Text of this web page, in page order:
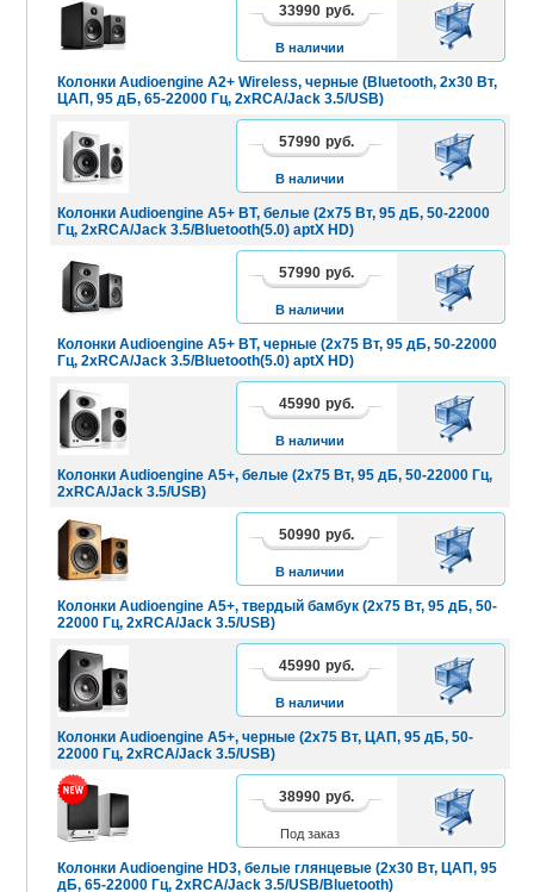
Колонки Audioengine A2+ Wireless, черные (Bluetooth, 2x30 Вт,
ЦАП, 95 дБ, 65-22000 Гц, 2xRCA/Jack 3.5/USB)
33990 руб.
В наличии
В
КОРЗИНУ
Колонки Audioengine A5+ BT, белые (2x75 Вт, 95 дБ, 50-22000
Гц, 2xRCA/Jack 3.5/Bluetooth(5.0) aptX HD)
57990 руб.
В наличии
В
КОРЗИНУ
Колонки Audioengine A5+ BT, черные (2x75 Вт, 95 дБ, 50-22000
Гц, 2xRCA/Jack 3.5/Bluetooth(5.0) aptX HD)
57990 руб.
В наличии
В
КОРЗИНУ
Колонки Audioengine A5+, белые (2x75 Вт, 95 дБ, 50-22000 Гц,
2xRCA/Jack 3.5/USB)
45990 руб.
В наличии
В
КОРЗИНУ
Колонки Audioengine A5+, твердый бамбук (2x75 Вт, 95 дБ, 50-
22000 Гц, 2xRCA/Jack 3.5/USB)
50990 руб.
В наличии
В
КОРЗИНУ
Колонки Audioengine A5+, черные (2x75 Вт, ЦАП, 95 дБ, 50-
22000 Гц, 2xRCA/Jack 3.5/USB)
45990 руб.
В наличии
В
КОРЗИНУ
Колонки Audioengine HD3, белые глянцевые (2x30 Вт, ЦАП, 95
дБ, 65-22000 Гц, 2xRCA/Jack 3.5/USB/Bluetooth)
38990 руб.
Под заказ
В
КОРЗИНУ